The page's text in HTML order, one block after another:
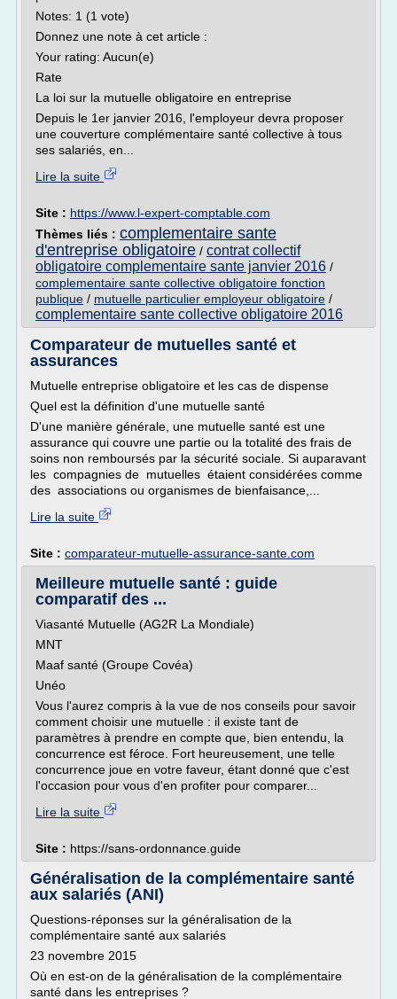
Notes: 1 (1 vote)
Donnez une note à cet article :
Your rating: Aucun(e)
Rate
La loi sur la mutuelle obligatoire en entreprise
Depuis le 1er janvier 2016, l'employeur devra proposer
une couverture complémentaire santé collective à tous
ses salariés, en...
Lire la suite
Site : https://www.l-expert-comptable.com
Thèmes liés : complementaire sante
d'entreprise obligatoire / contrat collectif
obligatoire complementaire sante janvier 2016 /
complementaire sante collective obligatoire fonction
publique / mutuelle particulier employeur obligatoire /
complementaire sante collective obligatoire 2016
Comparateur de mutuelles santé et
assurances
Mutuelle entreprise obligatoire et les cas de dispense
Quel est la définition d'une mutuelle santé
D'une manière générale, une mutuelle santé est une
assurance qui couvre une partie ou la totalité des frais de
soins non remboursés par la sécurité sociale. Si auparavant
les compagnies de mutuelles étaient considérées comme
des associations ou organismes de bienfaisance,...
Lire la suite
Site : comparateur-mutuelle-assurance-sante.com
Meilleure mutuelle santé : guide
comparatif des ...
Viasanté Mutuelle (AG2R La Mondiale)
MNT
Maaf santé (Groupe Covéa)
Unéo
Vous l'aurez compris à la vue de nos conseils pour savoir
comment choisir une mutuelle : il existe tant de
paramètres à prendre en compte que, bien entendu, la
concurrence est féroce. Fort heureusement, une telle
concurrence joue en votre faveur, étant donné que c'est
l'occasion pour vous d'en profiter pour comparer...
Lire la suite
Site : https://sans-ordonnance.guide
Généralisation de la complémentaire santé
aux salariés (ANI)
Questions-réponses sur la généralisation de la
complémentaire santé aux salariés
23 novembre 2015
Où en est-on de la généralisation de la complémentaire
santé dans les entreprises ?